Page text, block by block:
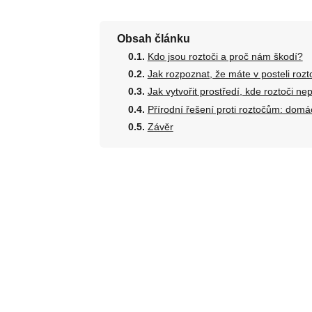
Obsah článku
Kdo jsou roztoči a proč nám škodí?
Jak rozpoznat, že máte v posteli
Jak vytvořit prostředí, kde roztoči
Přírodní řešení proti roztočům:
Závěr